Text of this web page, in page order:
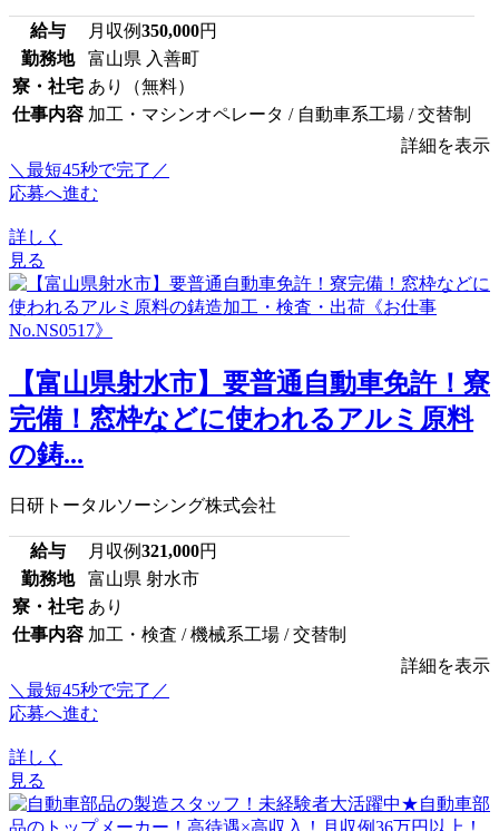
給与 月収例350,000円
勤務地
富山県 入善町
寮・社宅 あり（無料）
仕事内容 加工・マシンオペレータ / 自動車系工場 / 交替制
詳細を表示
＼最短45秒で完了／
応募へ進む
詳しく
見る
【富山県射水市】要普通自動車免許！寮
完備！窓枠などに使われるアルミ原料
の鋳...
日研トータルソーシング株式会社
給与 月収例321,000円
勤務地
富山県 射水市
寮・社宅 あり
仕事内容 加工・検査 / 機械系工場 / 交替制
詳細を表示
＼最短45秒で完了／
応募へ進む
詳しく
見る